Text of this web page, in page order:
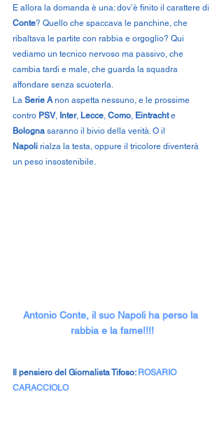
E allora la domanda è una: dov’è finito il carattere di
Conte? Quello che spaccava le panchine, che
ribaltava le partite con rabbia e orgoglio? Qui
vediamo un tecnico nervoso ma passivo, che
cambia tardi e male, che guarda la squadra
affondare senza scuoterla.
La Serie A non aspetta nessuno, e le prossime
contro PSV, Inter, Lecce, Como, Eintracht e
Bologna saranno il bivio della verità. O il
Napoli rialza la testa, oppure il tricolore diventerà
un peso insostenibile.
Antonio Conte, il suo Napoli ha perso la
rabbia e la fame!!!!
Il pensiero del Giornalista Tifoso: ROSARIO
CARACCIOLO